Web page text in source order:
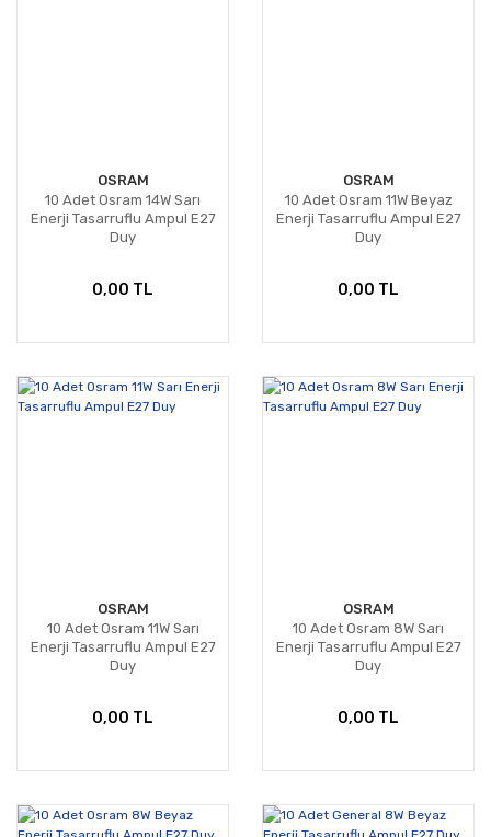
OSRAM
10 Adet Osram 14W Sarı
Enerji Tasarruflu Ampul E27
Duy
0,00 TL
OSRAM
10 Adet Osram 11W Beyaz
Enerji Tasarruflu Ampul E27
Duy
0,00 TL
OSRAM
10 Adet Osram 11W Sarı
Enerji Tasarruflu Ampul E27
Duy
0,00 TL
OSRAM
10 Adet Osram 8W Sarı
Enerji Tasarruflu Ampul E27
Duy
0,00 TL